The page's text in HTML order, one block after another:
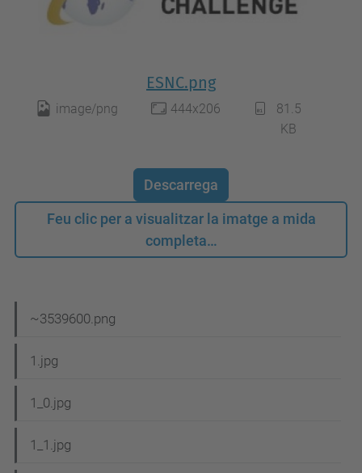
ESNC.png
image/png 444x206
81.5
KB
Descarrega
Feu clic per a visualitzar la imatge a mida
completa…
a
v
g
a
~3539600.png
1.jpg
1_0.jpg
1_1.jpg